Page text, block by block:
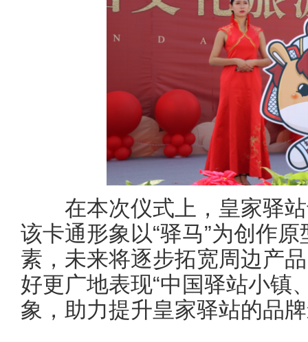
在本次仪式上，皇家驿站
该卡通形象以“驿马”为创作
素，未来将逐步拓宽周边产
好更广地表现“中国驿站小镇
象，助力提升皇家驿站的品